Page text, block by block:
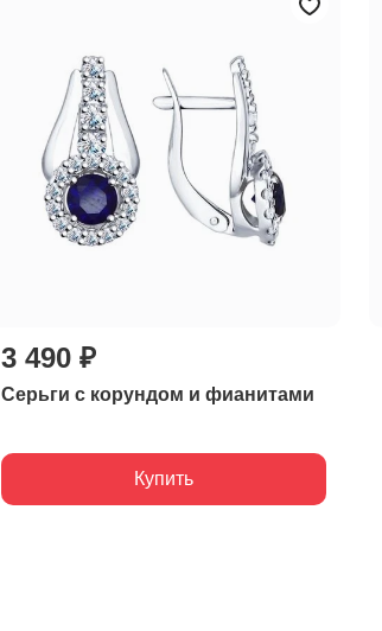
3 490 ₽
Серьги с корундом и фианитами
Купить